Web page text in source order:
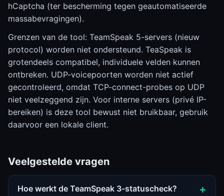
hCaptcha (ter bescherming tegen geautomatiseerde
massabevragingen).
Grenzen van de tool: TeamSpeak 5-servers (nieuw
protocol) worden niet ondersteund. TeaSpeak is
grotendeels compatibel, individuele velden kunnen
ontbreken. UDP-voicepoorten worden niet actief
gecontroleerd, omdat TCP-connect-probes op UDP
niet veelzeggend zijn. Voor interne servers (privé IP-
bereiken) is deze tool bewust niet bruikbaar, gebruik
daarvoor een lokale client.
Veelgestelde vragen
Hoe werkt de TeamSpeak 3-statuscheck?